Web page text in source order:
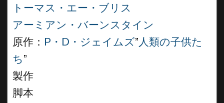
トーマス・エー・ブリス
アーミアン・バーンスタイン
原作： P・D・ジェイムズ”人類の子供た
ち”
製作
脚本